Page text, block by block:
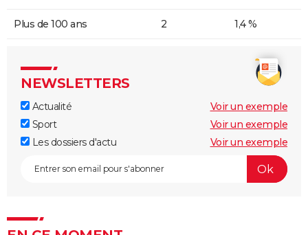
Plus de 100 ans 2 1,4 %
NEWSLETTERS
Actualité
Voir un exemple
Sport
Voir un exemple
Les dossiers d'actu
Voir un exemple